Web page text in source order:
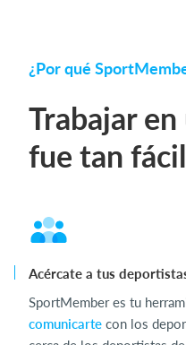
¿Por qué
Trabajar
fue tan fácil
Acércate a tus
SportMember es tu
comunicarte con los